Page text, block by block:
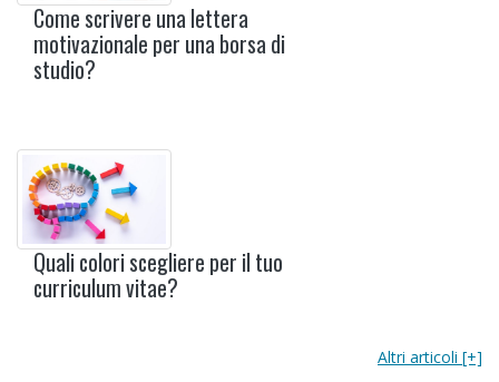
Come scrivere una lettera
motivazionale per una borsa di
studio?
Quali colori scegliere per il tuo
curriculum vitae?
Altri articoli [+]